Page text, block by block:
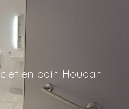
en bain Houdan